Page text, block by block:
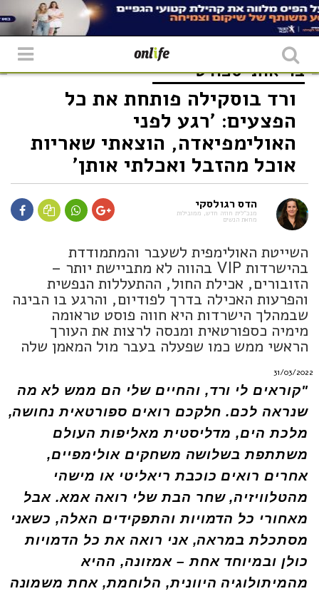
בריאות ספורט
ורד בוסקילה פותחת את כל
הפצעים: 'רגע לפני
האולימפיאדה, הוצאתי שאריות
אוכל מהזבל ואכלתי אותן'
הדס רגולסקי
מנכ״לית חוזה חדש, ממובילות
מחאת הנשים
השייטת האולימפית לשעבר והמתמודדת
בהישרדות VIP בהווה לא מתביישת יותר –
הזובורים, אכילת החול, ההתעללות הנפשית
והפרעות האכילה בדרך לפודיום, והרגע בו הבינה
שבמהלך הישרדות היא חווה פוסט טראומה
מימיה כספורטאית ומנסה לרצות את העורך
הראשי ממש כמו שפעלה בעבר מול המאמן שלה
31/03/2022
"קוראים לי ורד, והחיים שלי הם ממש לא מה
שנראה לכם. חלקכם רואים ספורטאית נחושה,
מלכת הים, מדליסטית מאליפות העולם
משתתפת בשלושה משחקים אולימפיים,
אחרים רואים כוכבת ריאליטי או מישהי
מהטלוויזיה, שחר הבת שלי רואה אמא. אבל
מאחורי כל הדמויות והתפקידים האלה, כשאני
מסתכלת במראה, אני רואה את כל הדמויות
כולן ובמיוחד אחת – אמזונה, ההיא
מהמיתולוגיה היוונית, הלוחמת, אחת משמונה